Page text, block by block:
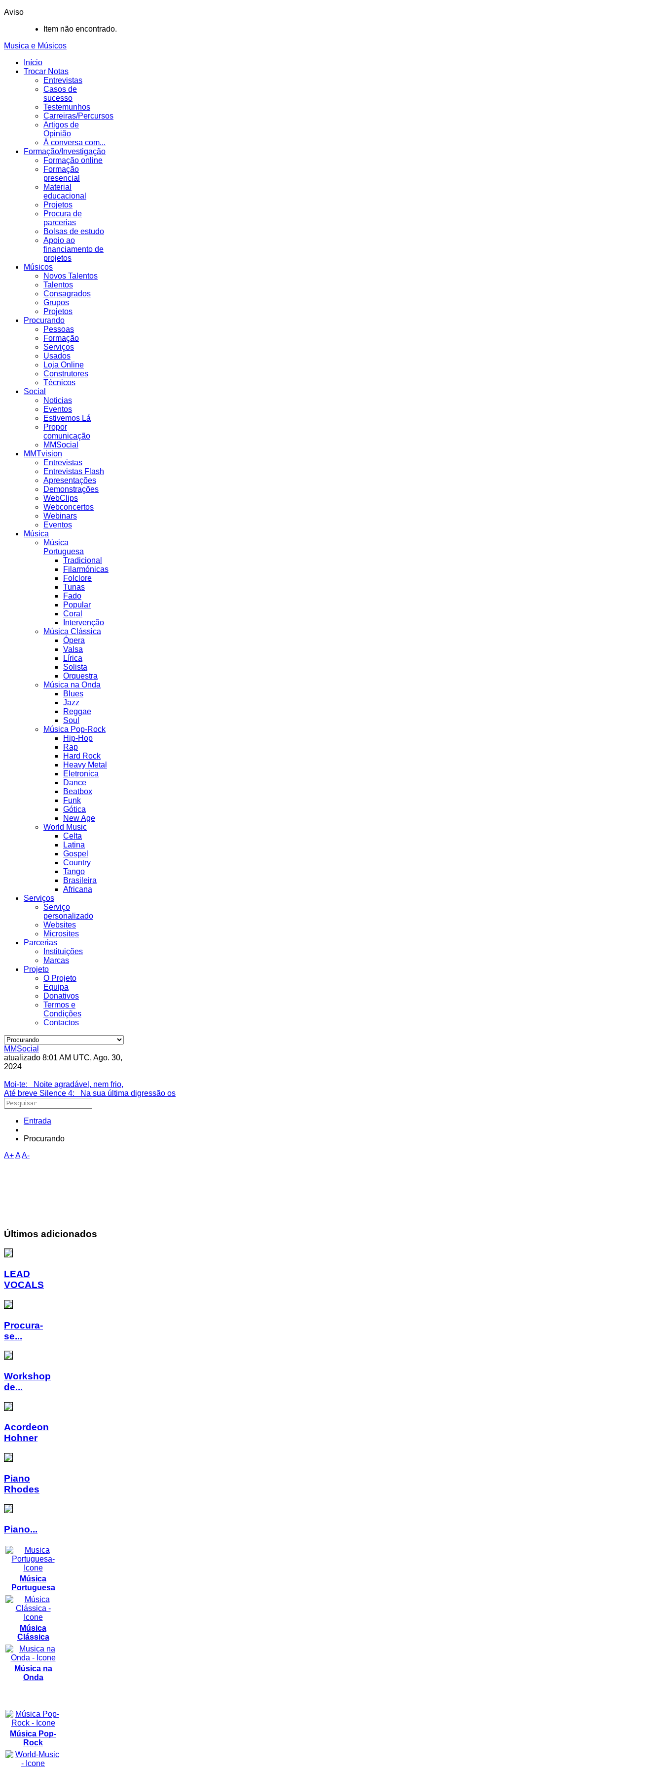
Aviso
Item não encontrado.
Musica e Músicos
Início
Trocar Notas
Entrevistas
Casos de
sucesso
Testemunhos
Carreiras/Percursos
Artigos de
Opinião
Á conversa com...
Formação/Investigação
Formação online
Formação
presencial
Material
educacional
Projetos
Procura de
parcerias
Bolsas de estudo
Apoio ao
financiamento de
projetos
Músicos
Novos Talentos
Talentos
Consagrados
Grupos
Projetos
Procurando
Pessoas
Formação
Serviços
Usados
Loja Online
Construtores
Técnicos
Social
Noticias
Eventos
Estivemos Lá
Propor
comunicação
MMSocial
MMTvision
Entrevistas
Entrevistas Flash
Apresentações
Demonstrações
WebClips
Webconcertos
Webinars
Eventos
Música
Música
Portuguesa
Tradicional
Filarmónicas
Folclore
Tunas
Fado
Popular
Coral
Intervenção
Música Clássica
Ópera
Valsa
Lírica
Solista
Orquestra
Música na Onda
Blues
Jazz
Reggae
Soul
Música Pop-Rock
Hip-Hop
Rap
Hard Rock
Heavy Metal
Eletronica
Dance
Beatbox
Funk
Gótica
New Age
World Music
Celta
Latina
Gospel
Country
Tango
Brasileira
Africana
Serviços
Serviço
personalizado
Websites
Microsites
Parcerias
Instituições
Marcas
Projeto
O Projeto
Equipa
Donativos
Termos e
Condições
Contactos
MMSocial
atualizado 8:01 AM UTC, Ago. 30,
2024
Moi-te: Noite agradável, nem frio,
Até breve Silence 4: Na sua última digressão os
Entrada
Procurando
A+AA-
Últimos adicionados
LEAD
VOCALS
Procura-
se...
Workshop
de...
Acordeon
Hohner
Piano
Rhodes
Piano...
Música
Portuguesa
Música
Clássica
Música na
Onda
Música Pop-
Rock